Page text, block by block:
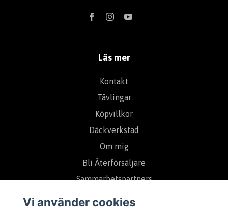
Läs mer
Kontakt
Tävlingar
Köpvillkor
Däckverkstad
Om mig
Bli Återförsäljare
Sammarbetspartners
Vi använder cookies